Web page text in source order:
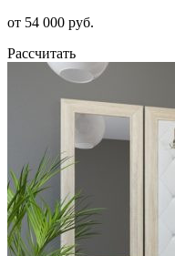
от 54 000 руб.
Рассчитать